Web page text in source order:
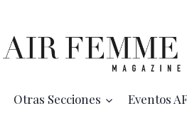
Otras Secciones Eventos AF